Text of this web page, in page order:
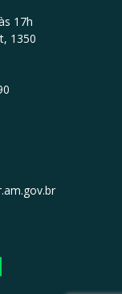
17h
1350